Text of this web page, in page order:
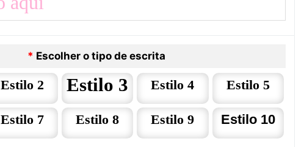
* Escolher o tipo de escrita
Estilo 2 Estilo 3 Estilo 4 Estilo 5
Estilo 7 Estilo 8 Estilo 9 Estilo 10